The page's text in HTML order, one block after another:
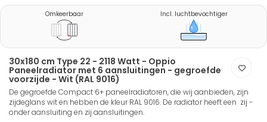
Omkeerbaar Incl. luchtbevochtiger
30x180 cm Type 22 - 2118 Watt - Oppio
Paneelradiator met 6 aansluitingen - gegroefde
voorzijde - Wit (RAL 9016)
De gegroefde Compact 6+ paneelradiatoren, die wij aanbieden, zijn
zijdeglans wit en hebben de kleur RAL 9016. De radiator heeft een zij -
onder aansluiting en zij aansluitingen.